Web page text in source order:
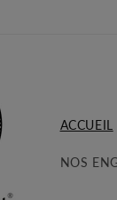
ACCUEIL
NOS